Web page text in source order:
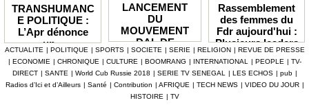
TRANSHUMANC
E POLITIQUE :
L’Apr dénonce
un «
détournement de
la volonté
populaire » et
réclame une
LANCEMENT
DU
MOUVEMENT
DAL DE
BABACAR
MBENGUE :
Aldiouma Sow
«drague» le
maire de Hann
Rassemblement
des femmes du
Fdr aujourd'hui :
Plusieurs leaders
de l'opposition
annoncés
ACTUALITE POLITIQUE SPORTS SOCIETE SERIE RELIGION
REVUE DE PRESSE
ECONOMIE CHRONIQUE CULTURE BOOMRANG INTERNATIONAL PEOPLE
TV-
DIRECT
SANTE World Cub Russie 2018 SERIE TV SENEGAL LES ECHOS pub
Radios d’Ici et d’Ailleurs
Santé Contribution AFRIQUE TECH NEWS VIDEO DU JOUR
HISTOIRE
TV